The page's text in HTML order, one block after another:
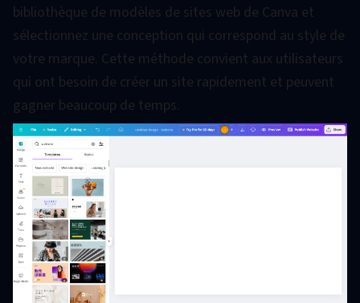
bibliothèque de modèles de sites web de Canva et
sélectionnez une conception qui correspond au style de
votre marque. Cette méthode convient aux utilisateurs
qui ont besoin de créer un site rapidement et peuvent
gagner beaucoup de temps.